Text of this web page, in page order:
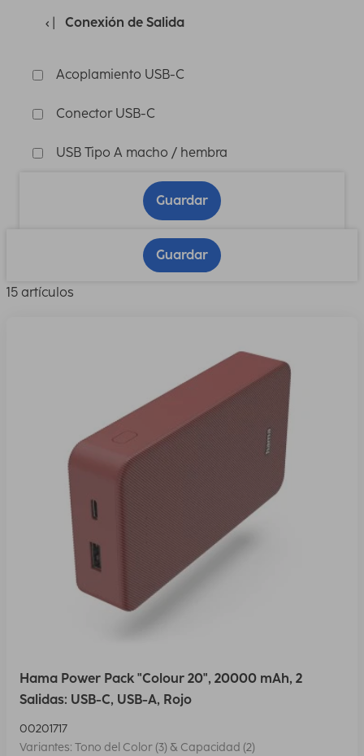
Conexión de Salida
Acoplamiento USB-C
Conector USB-C
USB Tipo A macho / hembra
Guardar
Guardar
15 artículos
Hama Power Pack "Colour 20", 20000 mAh, 2
Salidas: USB-C, USB-A, Rojo
00201717
Variantes: Tono del Color (3) & Capacidad (2)